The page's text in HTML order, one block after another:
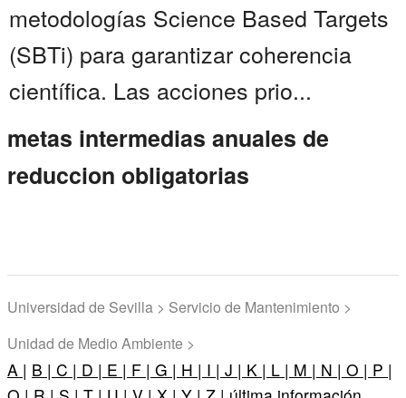
metodologías Science Based Targets
(SBTi) para garantizar coherencia
científica. Las acciones prio...
metas intermedias anuales de
reduccion obligatorias
Universidad de Sevilla > Servicio de Mantenimiento >
Unidad de Medio Ambiente >
A | B | C | D | E | F | G | H | I | J | K | L | M | N | O | P |